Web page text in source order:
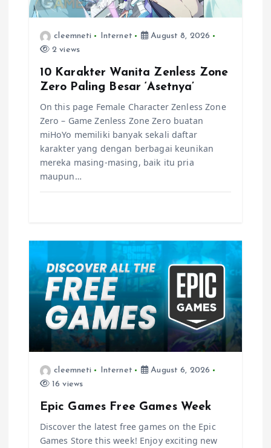
cleemneti Internet
August 8, 2026
2 views
10 Karakter Wanita Zenless Zone
Zero Paling Besar ‘Asetnya’
On this page Female Character Zenless Zone
Zero – Game Zenless Zone Zero buatan
miHoYo memiliki banyak sekali daftar
karakter yang dengan berbagai keunikan
mereka masing-masing, baik itu pria
maupun…
cleemneti Internet
August 6, 2026
16 views
Epic Games Free Games Week
Discover the latest free games on the Epic
Games Store this week! Enjoy exciting new